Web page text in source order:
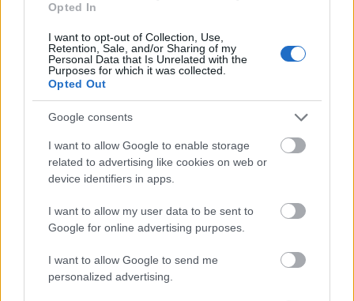
Opted In
I want to opt-out of Collection, Use,
Retention, Sale, and/or Sharing of my
Personal Data that Is Unrelated with the
Purposes for which it was collected.
Opted Out
Google consents
I want to allow Google to enable storage
related to advertising like cookies on web or
device identifiers in apps.
I want to allow my user data to be sent to
Google for online advertising purposes.
I want to allow Google to send me
personalized advertising.
eladásra kerülnek már diplomás festők
alkotásai is.
Az ötletgazdák: Mártonffy Zoltán és Mártonffy Melinda (Fotó:
Meszlényi András)